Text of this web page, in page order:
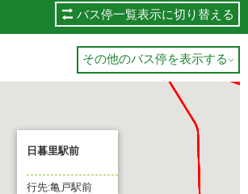
バス停一覧表示に切り替える
その他のバス停を表示する 
日暮里駅前
行先:亀戸駅前